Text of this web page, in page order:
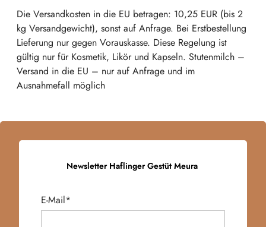
Die Versandkosten in die EU betragen: 10,25 EUR (bis 2
kg Versandgewicht), sonst auf Anfrage. Bei Erstbestellung
Lieferung nur gegen Vorauskasse. Diese Regelung ist
gültig nur für Kosmetik, Likör und Kapseln. Stutenmilch –
Versand in die EU – nur auf Anfrage und im
Ausnahmefall möglich
Newsletter Haflinger Gestüt Meura
E-Mail*